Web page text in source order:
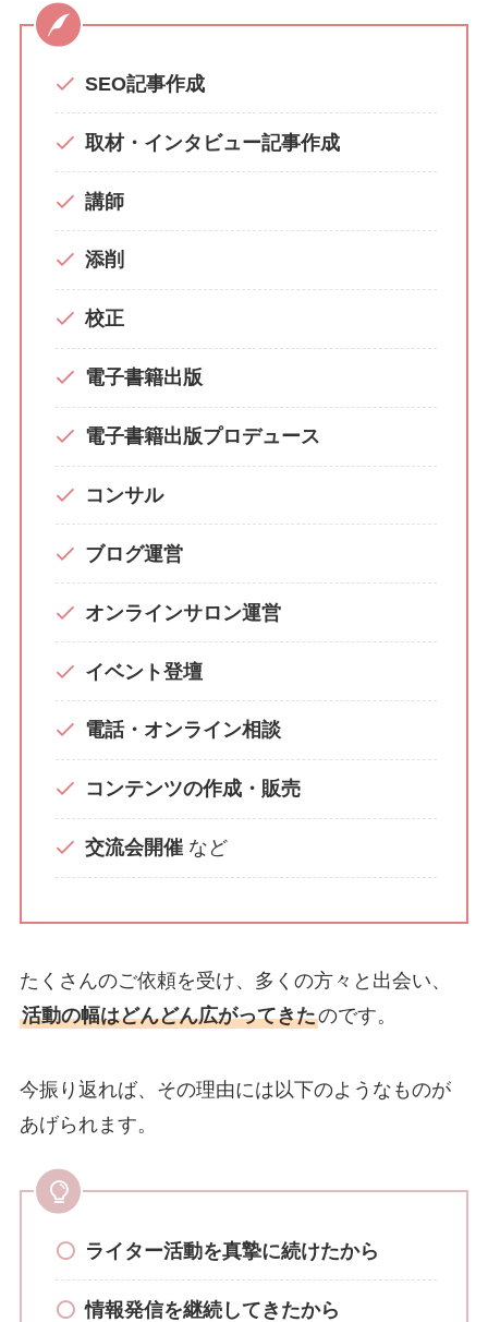
SEO記事作成
取材・インタビュー記事作成
講師
添削
校正
電子書籍出版
電子書籍出版プロデュース
コンサル
ブログ運営
オンラインサロン運営
イベント登壇
電話・オンライン相談
コンテンツの作成・販売
交流会開催 など
たくさんのご依頼を受け、多くの方々と出会い、
活動の幅はどんどん広がってきたのです。
今振り返れば、その理由には以下のようなものが
あげられます。
ライター活動を真摯に続けたから
情報発信を継続してきたから